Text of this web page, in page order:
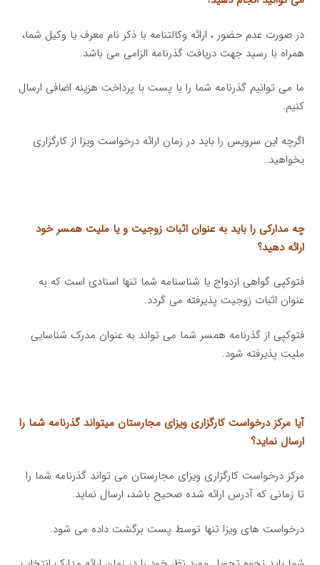
در صورت عدم حضور ، ارائه وکالتنامه با ذکر نام معرف یا وکیل شما،
همراه با رسید جهت دریافت گذرنامه الزامی می باشد.
ما می توانیم گذرنامه شما را با پست با پرداخت هزینه اضافی ارسال
کنیم.
اگرچه این سرویس را باید در زمان ارائه درخواست ویزا از کارگزاری
بخواهید.
چه مدارکی را باید به عنوان اثبات زوجیت و یا ملیت همسر خود
ارائه دهید؟
فتوکپی گواهی ازدواج یا شناسنامه شما تنها اسنادی است که به
عنوان اثبات زوجیت پذیرفته می گردد.
فتوکپی از گذرنامه همسر شما می تواند به عنوان مدرک شناسایی
ملیت پذیرفته شود.
آیا مرکز درخواست کارگزاری ویزای مجارستان میتواند گذرنامه شما را
ارسال نماید؟
مرکز درخواست کارگزاری ویزای مجارستان می تواند گذرنامه شما را
تا زمانی که آدرس ارائه شده صحیح باشد، ارسال نماید.
درخواست های ویزا تنها توسط پست برگشت داده می شود.